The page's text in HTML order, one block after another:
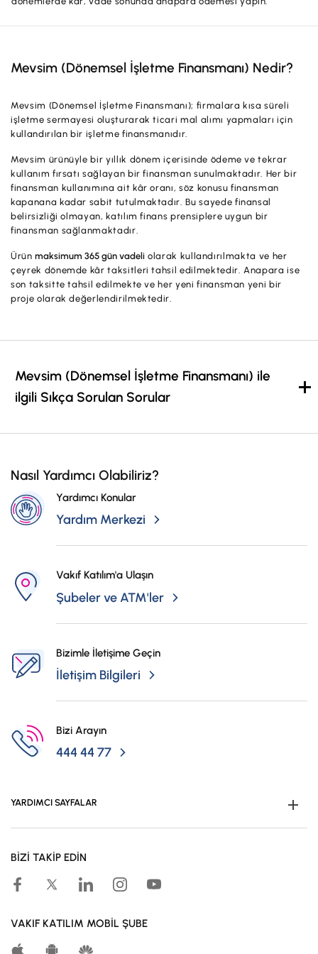
Finansmanlar
Kartlar
Sigorta ve Emeklilik
Ödemeler ve Hizmetler
Kampanyalar
Başvuru Yap
Hesaplar
Finansmanlar
POS Ürünleri
Dış Ticaret
Nakit Yönetimi
Sigorta ve Emeklilik
Sektörel Paketler
Başvuru Yap
Mevsim (Dönemsel İşletme Finansmanı) Nedir?
Mevsim (Dönemsel İşletme Finansmanı); firmalara kısa süreli
işletme sermayesi oluşturarak ticari mal alımı yapmaları için
kullandırılan bir işletme finansmanıdır.
Mevsim ürünüyle bir yıllık dönem içerisinde ödeme ve tekrar
kullanım fırsatı sağlayan bir finansman sunulmaktadır. Her bir
finansman kullanımına ait kâr oranı, söz konusu finansman
kapanana kadar sabit tutulmaktadır. Bu sayede finansal
belirsizliği olmayan, katılım finans prensiplere uygun bir
finansman sağlanmaktadır.
Ürünmaksimum 365 gün vadeli olarak kullandırılmakta ve her
çeyrek dönemde kâr taksitleri tahsil edilmektedir. Anapara ise
son taksitte tahsil edilmekte ve her yeni finansman yeni bir
proje olarak değerlendirilmektedir.
Mevsim (Dönemsel İşletme Finansmanı) ile
ilgili Sıkça Sorulan Sorular
Nasıl Yardımcı Olabiliriz?
Yardımcı Konular
Yardım Merkezi
Vakıf Katılım'a Ulaşın
Şubeler ve ATM'ler
Bizimle İletişime Geçin
İletişim Bilgileri
Bizi Arayın
444 44 77
YARDIMCI SAYFALAR
Kampanyalar
Hesaplama Araçları
Katılma Hesapları
BİZİ TAKİP EDİN
VAKIF KATILIM MOBİL ŞUBE